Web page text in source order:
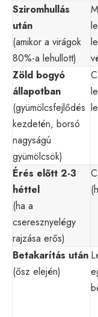
Sziromhullás
után
(amikor a virágok
80%-a lehullott)
Zöld bogyó
állapotban
(gyümölcsfejlődés
kezdetén, borsó
nagyságú
gyümölcsök)
Érés előtt 2-3
héttel
(ha a
cseresznyelégy
rajzása erős)
Betakarítás után
(ősz elején)